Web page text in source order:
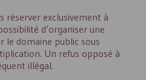
réserver exclusivement à
d’organiser une
le domaine public sous
Un refus opposé à
illégal.